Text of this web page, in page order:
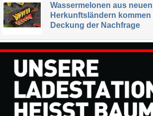
Wassermelonen aus neuen
Herkunftsländern kommen
Deckung der Nachfrage